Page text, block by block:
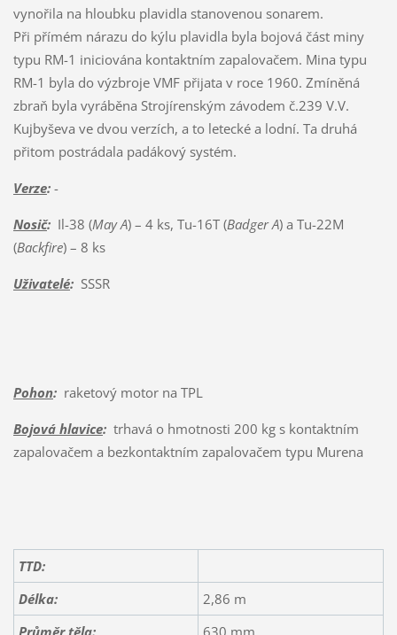
vynořila na hloubku plavidla stanovenou sonarem.
Při přímém nárazu do kýlu plavidla byla bojová část miny
typu RM-1 iniciována kontaktním zapalovačem. Mina typu
RM-1 byla do výzbroje VMF přijata v roce 1960. Zmíněná
zbraň byla vyráběna Strojírenským závodem č.239 V.V.
Kujbyševa ve dvou verzích, a to letecké a lodní. Ta druhá
přitom postrádala padákový systém.
Verze:-
Nosič:Il-38 (May A) – 4 ks, Tu-16T (Badger A) a Tu-22M
(Backfire) – 8 ks
Uživatelé:SSSR
Pohon:raketový motor na TPL
Bojová hlavice:trhavá o hmotnosti 200 kg s kontaktním
zapalovačem a bezkontaktním zapalovačem typu Murena
TTD:
Délka:
2,86 m
Průměr těla:
630 mm